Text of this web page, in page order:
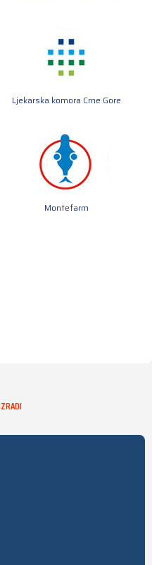
Ljekarska komora Crne Gore
Montefarm